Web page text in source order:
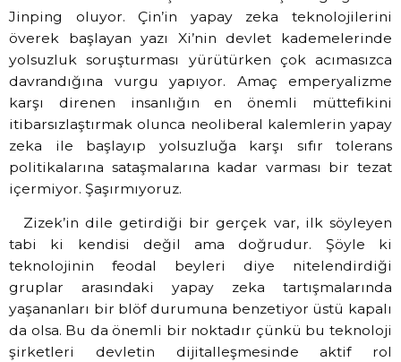
Jinping oluyor. Çin’in yapay zeka teknolojilerini
överek başlayan yazı Xi’nin devlet kademelerinde
yolsuzluk soruşturması yürütürken çok acımasızca
davrandığına vurgu yapıyor. Amaç emperyalizme
karşı direnen insanlığın en önemli müttefikini
itibarsızlaştırmak olunca neoliberal kalemlerin yapay
zeka ile başlayıp yolsuzluğa karşı sıfır tolerans
politikalarına sataşmalarına kadar varması bir tezat
içermiyor. Şaşırmıyoruz.
Zizek’in dile getirdiği bir gerçek var, ilk söyleyen
tabi ki kendisi değil ama doğrudur. Şöyle ki
teknolojinin feodal beyleri diye nitelendirdiği
gruplar arasındaki yapay zeka tartışmalarında
yaşananları bir blöf durumuna benzetiyor üstü kapalı
da olsa. Bu da önemli bir noktadır çünkü bu teknoloji
şirketleri devletin dijitalleşmesinde aktif rol